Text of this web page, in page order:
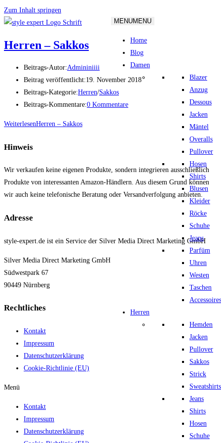
Zum Inhalt springen
MENUMENU
Home
Blog
Damen
Blazer
Anzug
Dessous
Jacken
Mäntel
Overalls
Pullover
Hosen
Shirts
Blusen
Kleider
Röcke
Schuhe
Jeans
Parfüm
Uhren
Westen
Taschen
Accessoires
Herren
Hemden
Jacken
Pullover
Sakkos
Strick
Sweatshirts
Jeans
Shirts
Hosen
Schuhe
Herren – Sakkos
Beitrags-Autor:Admininiiii
Beitrag veröffentlicht:19. November 2018
Beitrags-Kategorie:Herren/Sakkos
Beitrags-Kommentare:0 Kommentare
WeiterlesenHerren – Sakkos
Hinweis
Wir verkaufen keine eigenen Produkte, sondern integrieren ausschließlich
Produkte von interessanten Amazon-Händlern. Aus diesem Grund können
wir auch keine telefonische Beratung oder Versandverfolgung anbieten.
Adresse
style-expert.de ist ein Service der Silver Media Direct Marketing GmbH
Silver Media Direct Marketing GmbH
Südwestpark 67
90449 Nürnberg
Rechtliches
Kontakt
Impressum
Datenschutzerklärung
Cookie-Richtlinie (EU)
Menü
Kontakt
Impressum
Datenschutzerklärung